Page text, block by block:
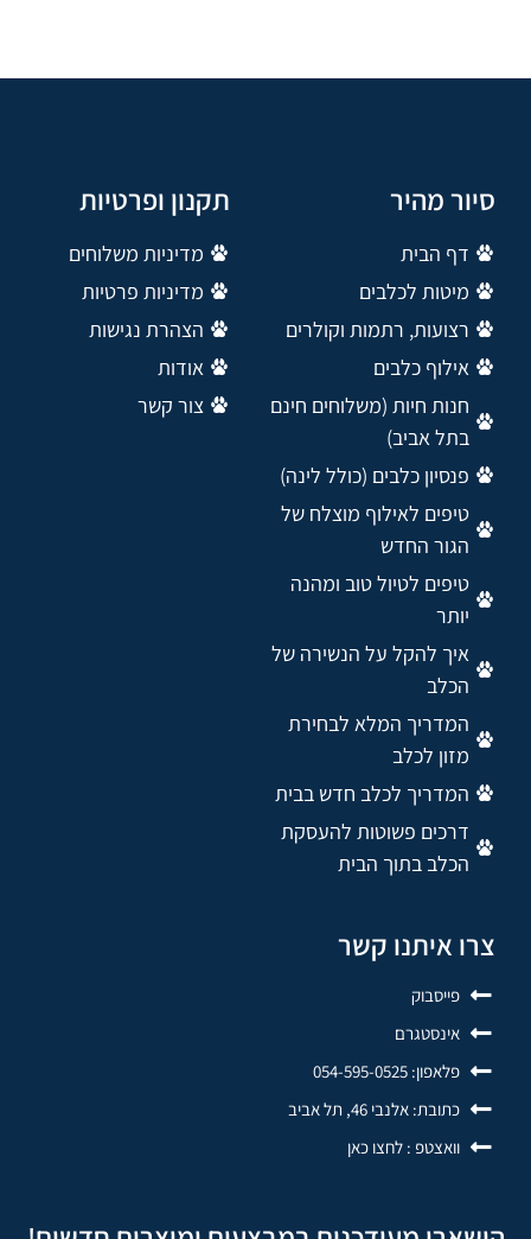
סיור מהיר
דף הבית
מיטות לכלבים
רצועות, רתמות וקולרים
אילוף כלבים
חנות חיות (משלוחים חינם
בתל אביב)
פנסיון כלבים (כולל לינה)
טיפים לאילוף מוצלח של
הגור החדש
טיפים לטיול טוב ומהנה
יותר
איך להקל על הנשירה של
הכלב
המדריך המלא לבחירת
מזון לכלב
המדריך לכלב חדש בבית
דרכים פשוטות להעסקת
הכלב בתוך הבית
תקנון ופרטיות
מדיניות משלוחים
מדיניות פרטיות
הצהרת נגישות
אודות
צור קשר
צרו איתנו קשר
פייסבוק
אינסטגרם
פלאפון: 054-595-0525
כתובת: אלנבי 46, תל אביב
וואצטפ : לחצו כאן